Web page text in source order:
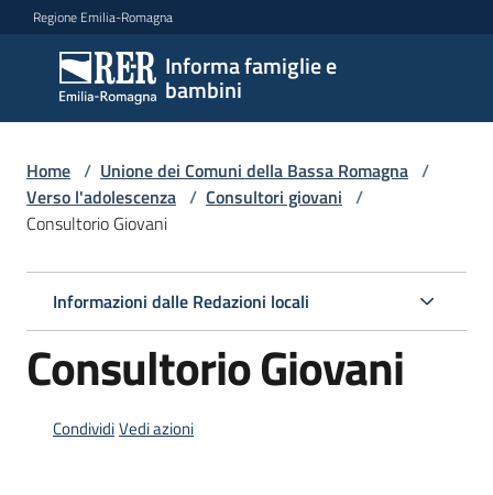
Vai al contenuto
Vai alla navigazione
Vai al footer
Regione Emilia-Romagna
Informa famiglie e
bambini
Informa
famiglie
e
bambini
Home / Unione dei Comuni della Bassa Romagna /
Verso l'adolescenza / Consultori giovani /
Consultorio Giovani
Informazioni dalle Redazioni locali
Consultorio Giovani
CondividiVedi azioni